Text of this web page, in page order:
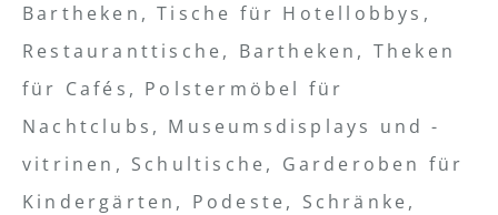
Bartheken, Tische für Hotellobbys,
Restauranttische, Bartheken, Theken
für Cafés, Polstermöbel für
Nachtclubs, Museumsdisplays und -
vitrinen, Schultische, Garderoben für
Kindergärten, Podeste, Schränke,